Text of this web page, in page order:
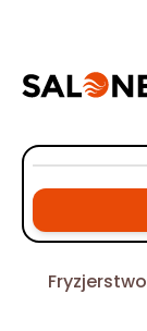
Fryzjerstwo